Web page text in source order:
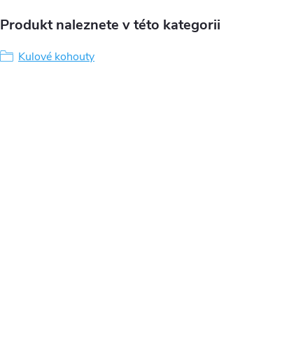
Produkt naleznete v této kategorii
Kulové kohouty